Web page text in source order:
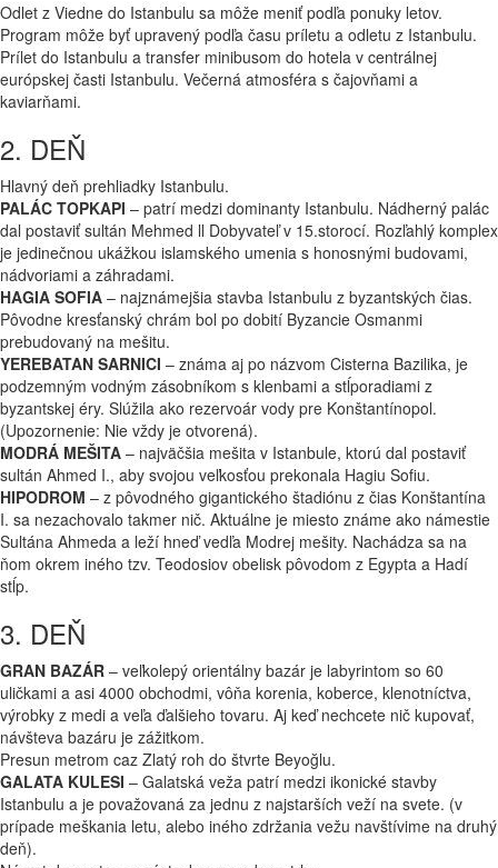
Odlet z Viedne do Istanbulu sa môže meniť podľa ponuky letov.
Program môže byť upravený podľa času príletu a odletu z Istanbulu.
Prílet do Istanbulu a transfer minibusom do hotela v centrálnej
európskej časti Istanbulu. Večerná atmosféra s čajovňami a
kaviarňami.
2. DEŇ
Hlavný deň prehliadky Istanbulu.
PALÁC TOPKAPI – patrí medzi dominanty Istanbulu. Nádherný palác
dal postaviť sultán Mehmed ll Dobyvateľ v 15.storocí. Rozľahlý komplex
je jedinečnou ukážkou islamského umenia s honosnými budovami,
nádvoriami a záhradami.
HAGIA SOFIA – najznámejšia stavba Istanbulu z byzantských čias.
Pôvodne kresťanský chrám bol po dobití Byzancie Osmanmi
prebudovaný na mešitu.
YEREBATAN SARNICI – známa aj po názvom Cisterna Bazilika, je
podzemným vodným zásobníkom s klenbami a stĺporadiami z
byzantskej éry. Slúžila ako rezervoár vody pre Konštantínopol.
(Upozornenie: Nie vždy je otvorená).
MODRÁ MEŠITA – najväčšia mešita v Istanbule, ktorú dal postaviť
sultán Ahmed I., aby svojou veľkosťou prekonala Hagiu Sofiu.
HIPODROM – z pôvodného gigantického štadiónu z čias Konštantína
I. sa nezachovalo takmer nič. Aktuálne je miesto známe ako námestie
Sultána Ahmeda a leží hneď vedľa Modrej mešity. Nachádza sa na
ňom okrem iného tzv. Teodosiov obelisk pôvodom z Egypta a Hadí
stĺp.
3. DEŇ
GRAN BAZÁR – veľkolepý orientálny bazár je labyrintom so 60
uličkami a asi 4000 obchodmi, vôňa korenia, koberce, klenotníctva,
výrobky z medi a veľa ďalšieho tovaru. Aj keď nechcete nič kupovať,
návšteva bazáru je zážitkom.
Presun metrom caz Zlatý roh do štvrte Beyoğlu.
GALATA KULESI – Galatská veža patrí medzi ikonické stavby
Istanbulu a je považovaná za jednu z najstarších veží na svete. (v
prípade meškania letu, alebo iného zdržania vežu navštívime na druhý
deň).